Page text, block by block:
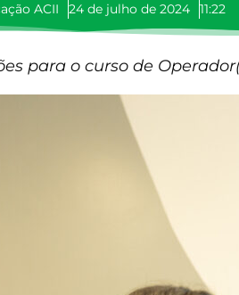
ACII 24 de julho de 2024 11:22
para o curso de